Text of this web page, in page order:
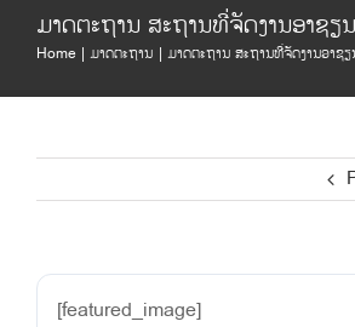
ມາດຕະຖານ ສະຖານທີ່ຈັດງານອາຊຽ
Home ມາດຕະຖານ ມາດຕະຖານ ສະຖານທີ່ຈັດງານອາຊ
[featured_image]